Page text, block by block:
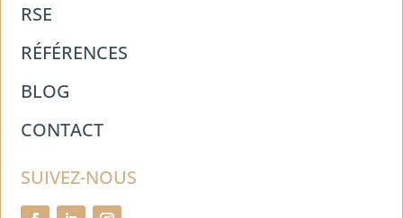
RSE
RÉFÉRENCES
BLOG
CONTACT
SUIVEZ-NOUS